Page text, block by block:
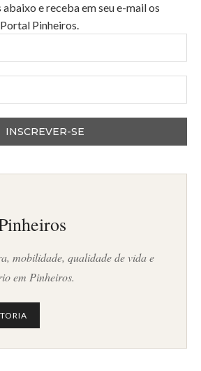
abaixo e receba em seu e-mail os
Pinheiros.
mobilidade, qualidade de vida e
em Pinheiros.